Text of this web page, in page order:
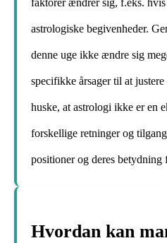
astrologiske begivenheder.
denne uge ikke ændre sig
specifikke årsager til at
huske, at astrologi ikke er en
forskellige retninger og
positioner og deres betydning
Hvordan kan